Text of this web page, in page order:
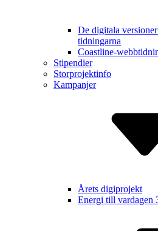
De digitala
tidningarna
Coastline-
Stipendier
Storprojektinfo
Kampanjer
Årets digiprojekt
Energi till vardagen